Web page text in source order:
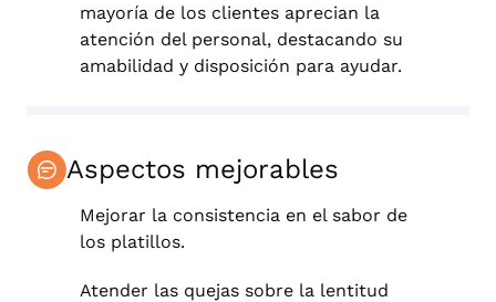
mayoría de los clientes aprecian la
atención del personal, destacando su
amabilidad y disposición para ayudar.
Aspectos mejorables
Mejorar la consistencia en el sabor de
los platillos.
Atender las quejas sobre la lentitud